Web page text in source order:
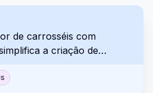
de carrosséis com
a criação de
ou palavras-chave para